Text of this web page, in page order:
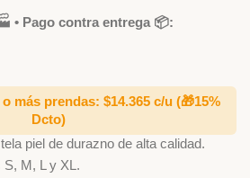
• Pago contra entrega 📦:
más prendas: $14.365 c/u (🎁15%
Dcto)
piel de durazno de alta calidad.
S, M, L y XL.